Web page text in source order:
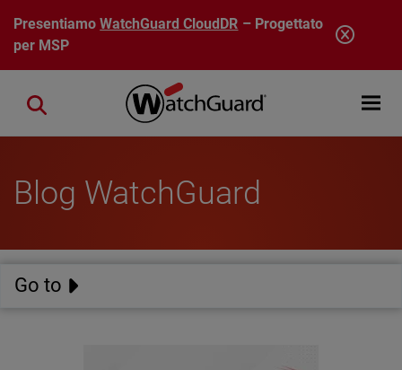
Salta al contenuto principale
PresentiamoWatchGuard CloudDR – Progettato
per MSP
Open
Close search
Blog WatchGuard
Go to